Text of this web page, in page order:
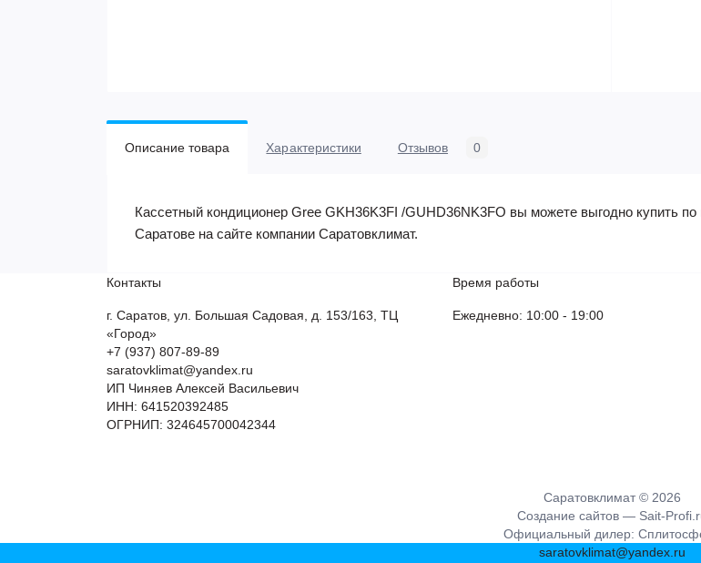
Описание товара Характеристики Отзывов 0
Кассетный кондиционер Gree GKH36K3FI /GUHD36NK3FO вы можете выгодно купить по
Саратове на сайте компании Саратовклимат.
Контакты
г. Саратов, ул. Большая Садовая, д. 153/163, ТЦ
«Город»
+7 (937) 807-89-89
saratovklimat@yandex.ru
ИП Чиняев Алексей Васильевич
ИНН: 641520392485
ОГРНИП: 324645700042344
Время работы
Ежедневно: 10:00 - 19:00
Саратовклимат © 2026
Создание сайтов — Sait-
Официальный дилер:
saratovklimat@yandex.ru